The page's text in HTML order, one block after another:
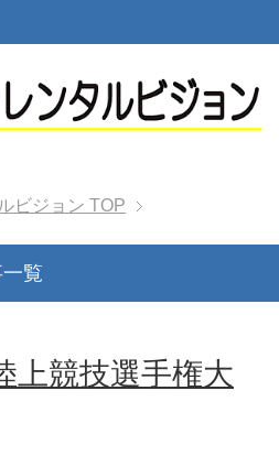
ビジョン TOP
覧
上競技選手権大